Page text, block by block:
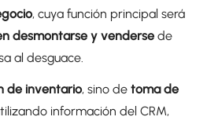
, cuya función principal será
desmontarse y venderse de
al desguace.
de inventario, sino de toma de
información del CRM,